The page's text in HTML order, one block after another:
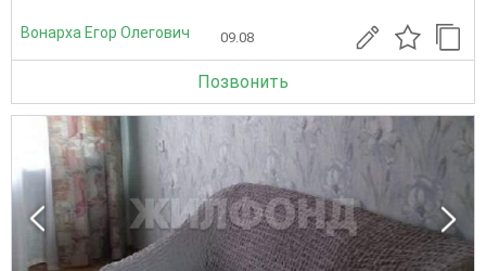
Вонарха Егор Олегович 09.08
Позвонить